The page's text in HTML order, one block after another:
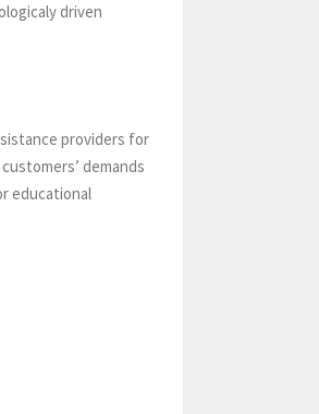
driven
providers for
demands
educational